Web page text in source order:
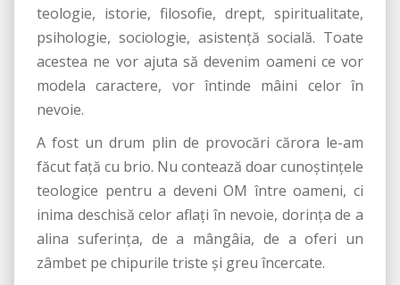
teologie, istorie, filosofie, drept, spiritualitate,
psihologie, sociologie, asistență socială. Toate
acestea ne vor ajuta să devenim oameni ce vor
modela caractere, vor întinde mâini celor în
nevoie.
A fost un drum plin de provocări cărora le-am
făcut față cu brio. Nu contează doar cunoștințele
teologice pentru a deveni OM între oameni, ci
inima deschisă celor aflați în nevoie, dorința de a
alina suferința, de a mângâia, de a oferi un
zâmbet pe chipurile triste și greu încercate.